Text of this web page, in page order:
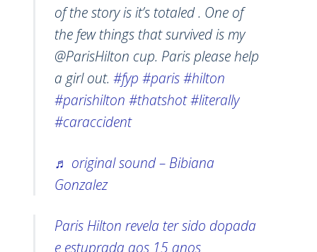
of the story is it’s totaled . One of
the few things that survived is my
@ParisHilton cup. Paris please help
a girl out.#fyp #paris#hilton
#parishilton #thatshot#literally
#caraccident
♬ original sound – Bibiana
Gonzalez
Paris Hilton revela ter sido dopada
e estuprada aos 15 anos